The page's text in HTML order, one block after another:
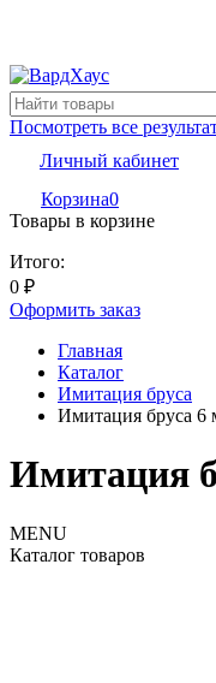
Посмотреть все
Личный кабинет
Корзина0
Товары в корзине
Итого:
0 ₽
Оформить заказ
Главная
Каталог
Имитация бруса
Имитация бруса 6
Имитация
MENU
Каталог товаров